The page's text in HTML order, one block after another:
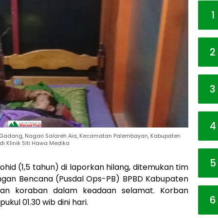
Nagari Salareh Aia, Kecamatan Palembayan, Kabupaten
Klinik Siti Hawa Medika
(1,5 tahun) di laporkan hilang, ditemukan tim
Bencana (Pusdal Ops-PB) BPBD Kabupaten
koraban dalam keadaan selamat. Korban
01.30 wib dini hari.
1
2
3
4
5
6